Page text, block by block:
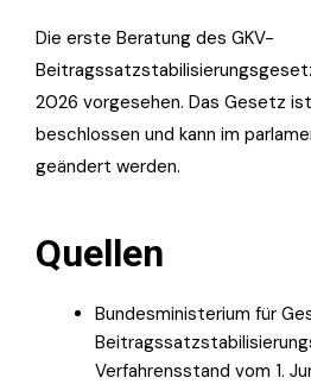
Die erste Beratung des GKV-
2026 vorgesehen. Das Gesetz
beschlossen und kann im
geändert werden.
Quellen
Bundesministerium für
Verfahrensstand vom 1.